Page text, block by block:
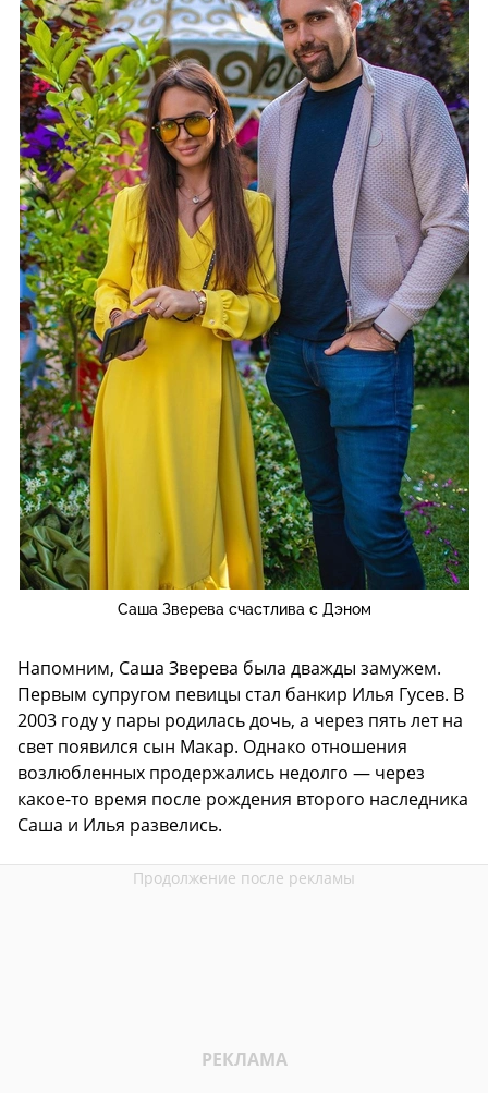
Саша Зверева счастлива с Дэном
Напомним, Саша Зверева была дважды замужем.
Первым супругом певицы стал банкир Илья Гусев. В
2003 году у пары родилась дочь, а через пять лет на
свет появился сын Макар. Однако отношения
возлюбленных продержались недолго — через
какое-то время после рождения второго наследника
Саша и Илья развелись.